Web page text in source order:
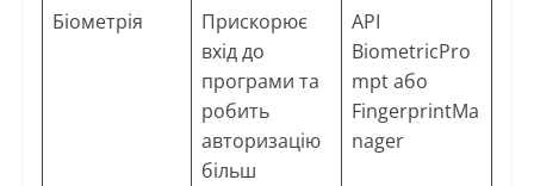
Біометрія
Прискорює
вхід до
програми та
робить
авторизацію
більш
API
BiometricPro
mpt або
FingerprintMa
nager